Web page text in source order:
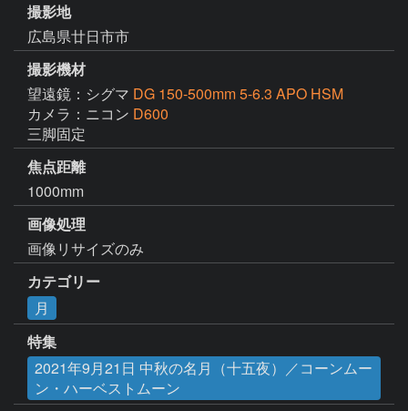
撮影地
広島県廿日市市
撮影機材
望遠鏡：シグマ DG 150-500mm 5-6.3 APO HSM
カメラ：ニコン D600
三脚固定
焦点距離
1000mm
画像処理
画像リサイズのみ
カテゴリー
月
特集
2021年9月21日 中秋の名月（十五夜）／コーンムー
ン・ハーベストムーン